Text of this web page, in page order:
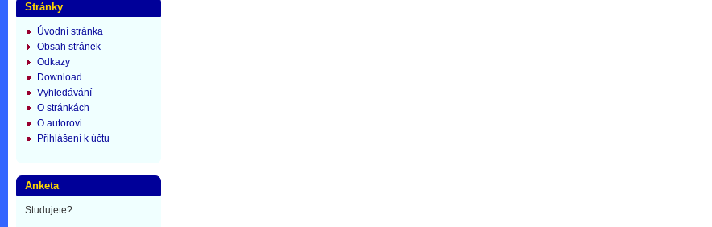
Stránky
Úvodní stránka
Obsah stránek
Odkazy
Download
Vyhledávání
O stránkách
O autorovi
Přihlášení k účtu
Anketa
Studujete?: